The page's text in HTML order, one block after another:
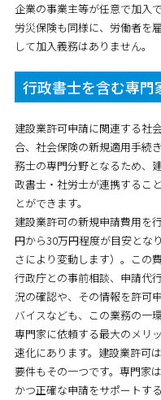
企業の事業主等が任意で加入
労災保険も同様に、労働者を
して加入義務はありません。
行政書士を含む専門
建設業許可申請に関連する社
合、社会保険の新規適用手続
務士の専門分野となるため、
政書士・社労士が連携するこ
とができます。
建設業許可の新規申請費用を
円から30万円程度が目安とな
さにより変動します）。この
行政庁との事前相談、申請代
況の確認や、その情報を許可
バイスなども、この業務の一
専門家に依頼する最大のメリ
速化にあります。建設業許可
要件もその一つです。専門家
かつ正確な申請をサポートす